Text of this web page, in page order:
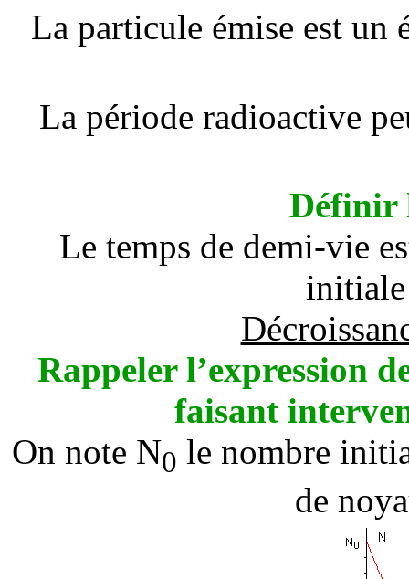
La particule émise est un
La période radioactive
Définir
Le temps de demi-vie
initiale
Rappeler l’expression
faisant
On note N0 le nombre
de